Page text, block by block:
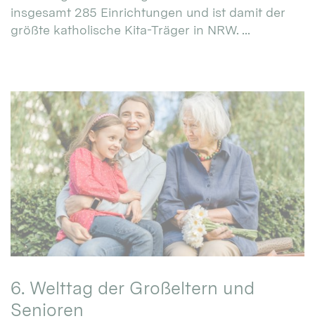
insgesamt 285 Einrichtungen und ist damit der
größte katholische Kita-Träger in NRW. ...
6. Welttag der Großeltern und
Senioren